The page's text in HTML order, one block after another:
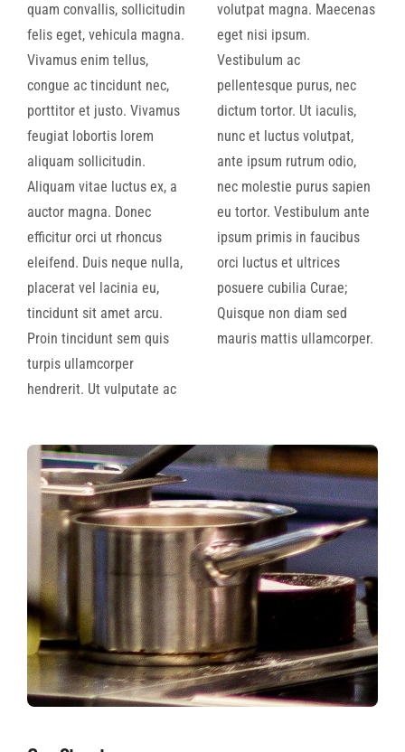
quam convallis, sollicitudin
felis eget, vehicula magna.
Vivamus enim tellus,
congue ac tincidunt nec,
porttitor et justo. Vivamus
feugiat lobortis lorem
aliquam sollicitudin.
Aliquam vitae luctus ex, a
auctor magna. Donec
efficitur orci ut rhoncus
eleifend. Duis neque nulla,
placerat vel lacinia eu,
tincidunt sit amet arcu.
Proin tincidunt sem quis
turpis ullamcorper
hendrerit. Ut vulputate ac
volutpat magna. Maecenas
eget nisi ipsum.
Vestibulum ac
pellentesque purus, nec
dictum tortor. Ut iaculis,
nunc et luctus volutpat,
ante ipsum rutrum odio,
nec molestie purus sapien
eu tortor. Vestibulum ante
ipsum primis in faucibus
orci luctus et ultrices
posuere cubilia Curae;
Quisque non diam sed
mauris mattis ullamcorper.